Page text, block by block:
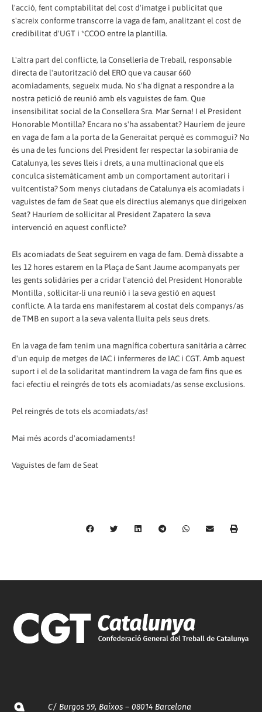
l'acció, fent comptabilitat del cost d'imatge i publicitat que
s'acreix conforme transcorre la vaga de fam, analitzant el cost de
credibilitat d'UGT i *CCOO entre la plantilla.
L'altra part del conflicte, la Consellería de Treball, responsable
directa de l'autorització del ERO que va causar 660
acomiadaments, segueix muda. No s'ha dignat a respondre a la
nostra petició de reunió amb els vaguistes de fam. Que
insensibilitat social de la Consellera Sra. Mar Serna! I el President
Honorable Montilla? Encara no s'ha assabentat? Hauríem de jeure
en vaga de fam a la porta de la Generaitat perquè es commogui? No
és una de les funcions del President fer respectar la sobirania de
Catalunya, les seves lleis i drets, a una multinacional que els
conculca sistemàticament amb un comportament autoritari i
vuitcentista? Som menys ciutadans de Catalunya els acomiadats i
vaguistes de fam de Seat que els directius alemanys que dirigeixen
Seat? Hauríem de sol·licitar al President Zapatero la seva
intervenció en aquest conflicte?
Els acomiadats de Seat seguirem en vaga de fam. Demà dissabte a
les 12 hores estarem en la Plaça de Sant Jaume acompanyats per
les gents solidàries per a cridar l'atenció del President Honorable
Montilla , sol·licitar-li una reunió i la seva gestió en aquest
conflicte. A la tarda ens manifestarem al costat dels companys/as
de TMB en suport a la seva valenta lluita pels seus drets.
En la vaga de fam tenim una magnífica cobertura sanitària a càrrec
d'un equip de metges de IAC i infermeres de IAC i CGT. Amb aquest
suport i el de la solidaritat mantindrem la vaga de fam fins que es
faci efectiu el reingrés de tots els acomiadats/as sense exclusions.
Pel reingrés de tots els acomiadats/as!
Mai més acords d'acomiadaments!
Vaguistes de fam de Seat
C/ Burgos 59, Baixos – 08014 Barcelona